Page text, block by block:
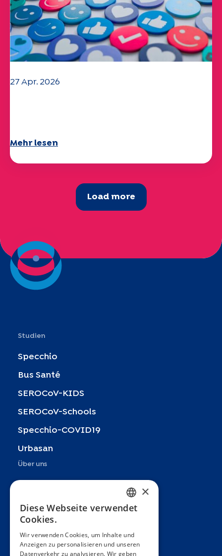
27 Apr. 2026
Mehr lesen
Load more
Studien
Specchio
Bus Santé
SEROCoV-KIDS
SEROCoV-Schools
Specchio-COVID19
Urbasan
Über uns
Teams
Partner
Veröffentlichungen
FRENCH
SPANISH
×
Diese Webseite verwendet
Cookies.
Wir verwenden Cookies, um Inhalte und
Anzeigen zu personalisieren und unseren
Datenverkehr zu analysieren. Wir geben